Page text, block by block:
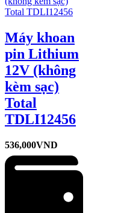
Máy khoan
pin Lithium
12V (không
kèm sạc)
Total
TDLI12456
536,000VND